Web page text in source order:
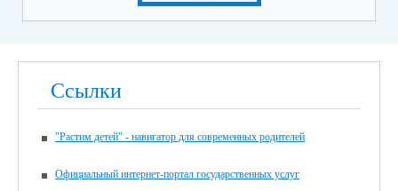
Ссылки
"Растим детей" - навигатор для современных родителей
Официальный интернет-портал государственных услуг